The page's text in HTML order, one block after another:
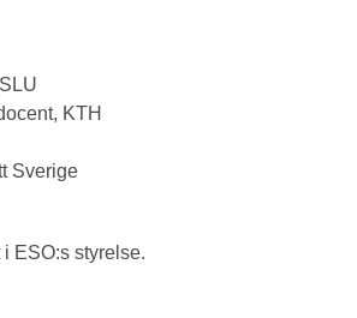
KTH
Sverige
i ESO:s styrelse.